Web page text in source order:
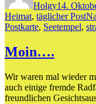
Holgy14.
Heimat, täglicher Post
Postkarte, Seetempel,
Moin….
Wir waren mal wieder
auch einige fremde
freundlichen